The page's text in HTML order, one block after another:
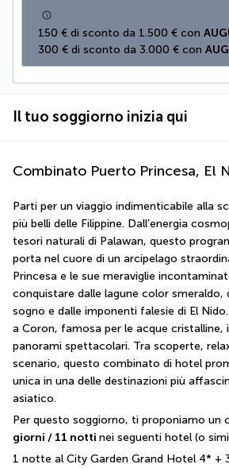
150 € di sconto da 1.500 € con
300 € di sconto da 3.000 € con
Il tuo soggiorno inizia qui
Combinato Puerto Princesa, El
Parti per un viaggio indimenticabile alla
più belli delle Filippine. Dall’energia
tesori naturali di Palawan, questo
porta nel cuore di un arcipelago
Princesa e le sue meraviglie
conquistare dalle lagune color smeraldo,
sogno e dalle imponenti falesie di El
a Coron, famosa per le acque cristalline,
panorami spettacolari. Tra scoperte,
scenario, questo combinato di hotel
unica in una delle destinazioni più
asiatico.
Per questo soggiorno, ti proponiamo un
giorni / 11 notti nei seguenti hotel (o
1 notte al City Garden Grand Hotel 4* +